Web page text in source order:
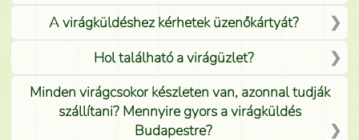
A virágküldéshez kérhetek üzenőkártyát?
Hol található a virágüzlet?
Minden virágcsokor készleten van, azonnal tudják
szállítani? Mennyire gyors a virágküldés
Budapestre?